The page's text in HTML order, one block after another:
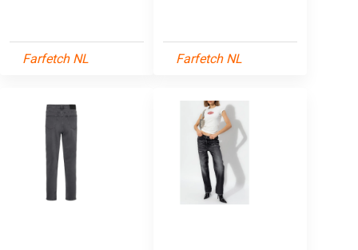
Farfetch NL Farfetch NL